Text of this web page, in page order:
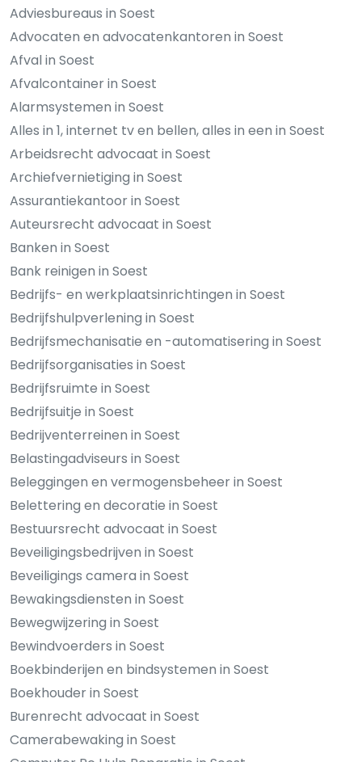
Adviesbureaus in Soest
Advocaten en advocatenkantoren in Soest
Afval in Soest
Afvalcontainer in Soest
Alarmsystemen in Soest
Alles in 1, internet tv en bellen, alles in een in Soest
Arbeidsrecht advocaat in Soest
Archiefvernietiging in Soest
Assurantiekantoor in Soest
Auteursrecht advocaat in Soest
Banken in Soest
Bank reinigen in Soest
Bedrijfs- en werkplaatsinrichtingen in Soest
Bedrijfshulpverlening in Soest
Bedrijfsmechanisatie en -automatisering in Soest
Bedrijfsorganisaties in Soest
Bedrijfsruimte in Soest
Bedrijfsuitje in Soest
Bedrijventerreinen in Soest
Belastingadviseurs in Soest
Beleggingen en vermogensbeheer in Soest
Belettering en decoratie in Soest
Bestuursrecht advocaat in Soest
Beveiligingsbedrijven in Soest
Beveiligings camera in Soest
Bewakingsdiensten in Soest
Bewegwijzering in Soest
Bewindvoerders in Soest
Boekbinderijen en bindsystemen in Soest
Boekhouder in Soest
Burenrecht advocaat in Soest
Camerabewaking in Soest